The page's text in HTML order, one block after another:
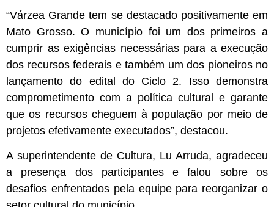
“Várzea Grande tem se destacado positivamente em
Mato Grosso. O município foi um dos primeiros a
cumprir as exigências necessárias para a execução
dos recursos federais e também um dos pioneiros no
lançamento do edital do Ciclo 2. Isso demonstra
comprometimento com a política cultural e garante
que os recursos cheguem à população por meio de
projetos efetivamente executados”, destacou.
A superintendente de Cultura, Lu Arruda, agradeceu
a presença dos participantes e falou sobre os
desafios enfrentados pela equipe para reorganizar o